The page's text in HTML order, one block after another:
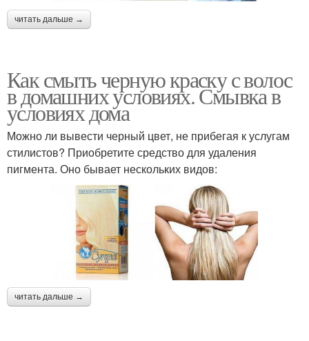
читать дальше →
Как смыть черную краску с волос
в домашних условиях. Смывка в
условиях дома
Можно ли вывести черный цвет, не прибегая к услугам
стилистов? Приобретите средство для удаления
пигмента. Оно бывает нескольких видов:
читать дальше →